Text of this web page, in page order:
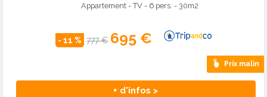
Appartement - TV - 6 pers. - 30m2
- 11 % 777 € 695 €
Prix malin
+ d'infos >